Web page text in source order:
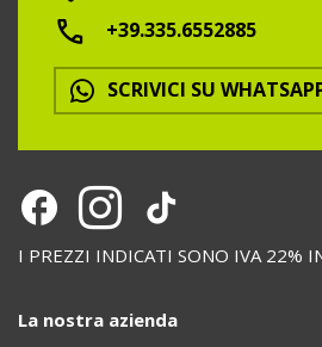
+39.335.6552885
SCRIVICI SU
I PREZZI INDICATI SONO IVA 22%
La nostra azienda